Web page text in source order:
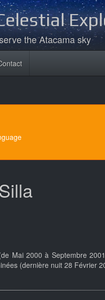
the Atacama sky
Mai 2000 à Septembre
(dernière nuit 28 Février